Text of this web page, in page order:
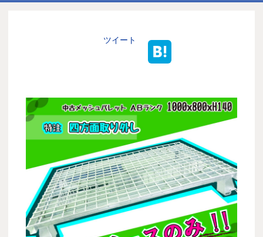
商品一覧表
お取引の流れ
代理店募集
会社情報
お問い合わせ
ツイート